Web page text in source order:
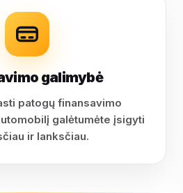
galimybė
patogų finansavimo
galėtumėte įsigyti
ir lanksčiau.